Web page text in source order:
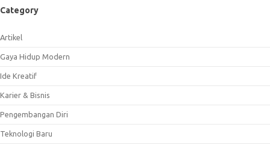
Category
Artikel
Gaya Hidup Modern
Ide Kreatif
Karier & Bisnis
Pengembangan Diri
Teknologi Baru